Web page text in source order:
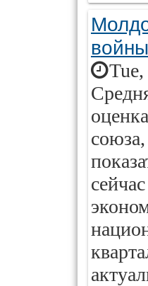
Tue,